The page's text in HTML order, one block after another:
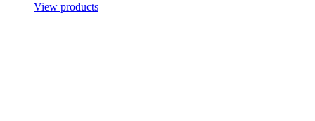
View products